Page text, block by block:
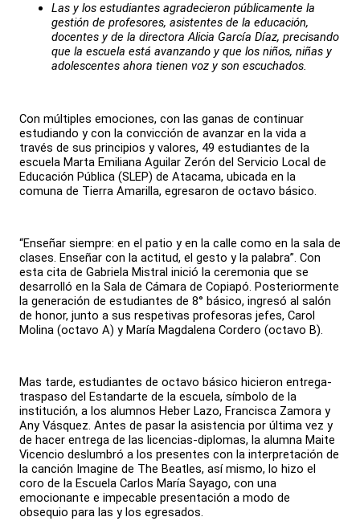
Las y los estudiantes agradecieron públicamente la
gestión de profesores, asistentes de la educación,
docentes y de la directora Alicia García Díaz, precisando
que la escuela está avanzando y que los niños, niñas y
adolescentes ahora tienen voz y son escuchados.
Con múltiples emociones, con las ganas de continuar
estudiando y con la convicción de avanzar en la vida a
través de sus principios y valores, 49 estudiantes de la
escuela Marta Emiliana Aguilar Zerón del Servicio Local de
Educación Pública (SLEP) de Atacama, ubicada en la
comuna de Tierra Amarilla, egresaron de octavo básico.
“Enseñar siempre: en el patio y en la calle como en la sala de
clases. Enseñar con la actitud, el gesto y la palabra”. Con
esta cita de Gabriela Mistral inició la ceremonia que se
desarrolló en la Sala de Cámara de Copiapó. Posteriormente
la generación de estudiantes de 8° básico, ingresó al salón
de honor, junto a sus respetivas profesoras jefes, Carol
Molina (octavo A) y María Magdalena Cordero (octavo B).
Mas tarde, estudiantes de octavo básico hicieron entrega-
traspaso del Estandarte de la escuela, símbolo de la
institución, a los alumnos Heber Lazo, Francisca Zamora y
Any Vásquez. Antes de pasar la asistencia por última vez y
de hacer entrega de las licencias-diplomas, la alumna Maite
Vicencio deslumbró a los presentes con la interpretación de
la canción Imagine de The Beatles, así mismo, lo hizo el
coro de la Escuela Carlos María Sayago, con una
emocionante e impecable presentación a modo de
obsequio para las y los egresados.